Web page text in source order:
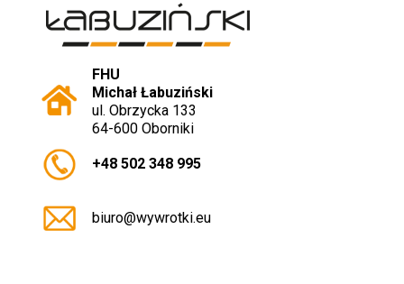
FHU
Michał Łabuziński
ul. Obrzycka 133
64-600 Oborniki
+48 502 348 995
biuro@wywrotki.eu